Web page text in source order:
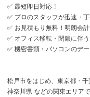
✅ 最短即日対応！
✅ プロのスタッフが迅速・丁
✅ お見積もり無料！明朗会計
✅ オフィス移転・閉鎖に伴
✅ 機密書類・パソコンのデ
松戸市をはじめ、東京都・千
神奈川県 などの関東エリア